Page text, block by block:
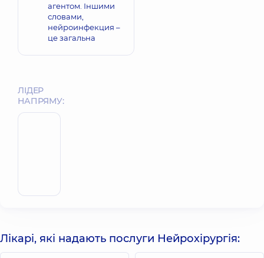
агентом. Іншими
словами,
нейроинфекция –
це загальна
ЛІДЕР
НАПРЯМУ:
Лікарі, які надають послуги Нейрохірургія: